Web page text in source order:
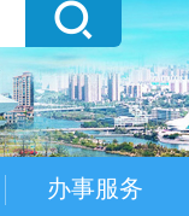
办事服务